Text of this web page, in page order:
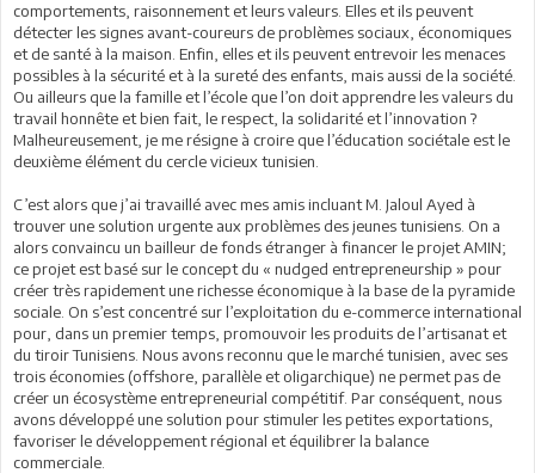
comportements, raisonnement et leurs valeurs. Elles et ils peuvent
détecter les signes avant-coureurs de problèmes sociaux, économiques
et de santé à la maison. Enfin, elles et ils peuvent entrevoir les menaces
possibles à la sécurité et à la sureté des enfants, mais aussi de la société.
Ou ailleurs que la famille et l’école que l’on doit apprendre les valeurs du
travail honnête et bien fait, le respect, la solidarité et l’innovation ?
Malheureusement, je me résigne à croire que l’éducation sociétale est le
deuxième élément du cercle vicieux tunisien.
C’est alors que j’ai travaillé avec mes amis incluant M. Jaloul Ayed à
trouver une solution urgente aux problèmes des jeunes tunisiens. On a
alors convaincu un bailleur de fonds étranger à financer le projet AMIN;
ce projet est basé sur le concept du « nudged entrepreneurship » pour
créer très rapidement une richesse économique à la base de la pyramide
sociale. On s’est concentré sur l’exploitation du e-commerce international
pour, dans un premier temps, promouvoir les produits de l’artisanat et
du tiroir Tunisiens. Nous avons reconnu que le marché tunisien, avec ses
trois économies (offshore, parallèle et oligarchique) ne permet pas de
créer un écosystème entrepreneurial compétitif. Par conséquent, nous
avons développé une solution pour stimuler les petites exportations,
favoriser le développement régional et équilibrer la balance
commerciale.